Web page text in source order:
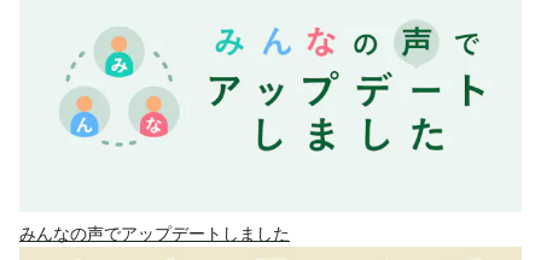
みんなの声でアップデートしました